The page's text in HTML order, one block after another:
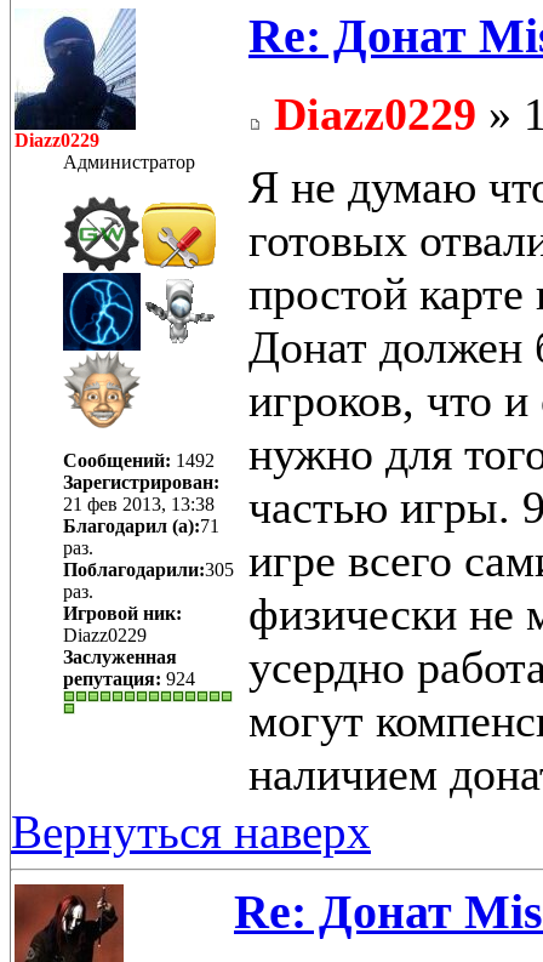
Diazz0229
Администратор
Сообщений: 1492
Зарегистрирован:
21 фев 2013, 13:38
Благодарил (а):71
раз.
Поблагодарили:305
раз.
Игровой ник:
Diazz0229
Заслуженная
репутация: 924
Re: Донат
Diazz0229 »
Я не думаю
готовых
простой
Донат должен
игроков, что
нужно для
частью игры.
игре всего
физически не
усердно
могут
наличием
Вернуться наверх
Re: Донат